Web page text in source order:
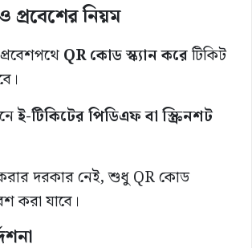
প্রবেশের নিয়ম
QR কোড স্ক্যান করেটিকিট
ই-টিকিটের পিডিএফ বা স্ক্রিনশট
করার দরকার নেই, শুধু QR কোড
করা যাবে।